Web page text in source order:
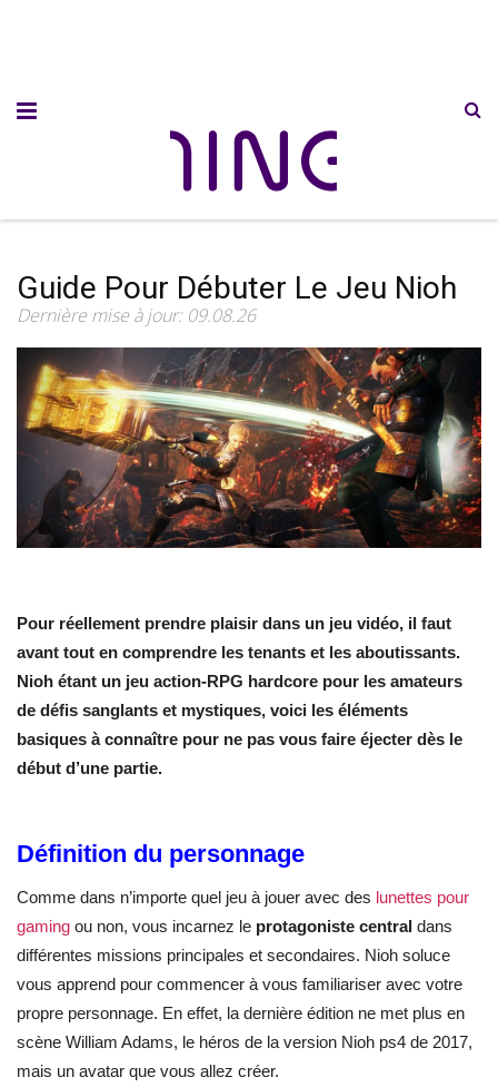
Guide Pour Débuter Le Jeu Nioh
Dernière mise à jour: 09.08.26
Pour réellement prendre plaisir dans un jeu vidéo, il faut
avant tout en comprendre les tenants et les aboutissants.
Nioh étant un jeu action-RPG hardcore pour les amateurs
de défis sanglants et mystiques, voici les éléments
basiques à connaître pour ne pas vous faire éjecter dès le
début d’une partie.
Définition du personnage
Comme dans n’importe quel jeu à jouer avec des lunettes pour
gaming ou non, vous incarnez le protagoniste central dans
différentes missions principales et secondaires. Nioh soluce
vous apprend pour commencer à vous familiariser avec votre
propre personnage. En effet, la dernière édition ne met plus en
scène William Adams, le héros de la version Nioh ps4 de 2017,
mais un avatar que vous allez créer.